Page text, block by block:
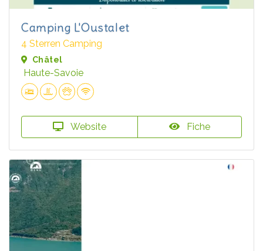
Camping L'Oustalet
4 Sterren Camping
Châtel
Haute-Savoie
Website Fiche